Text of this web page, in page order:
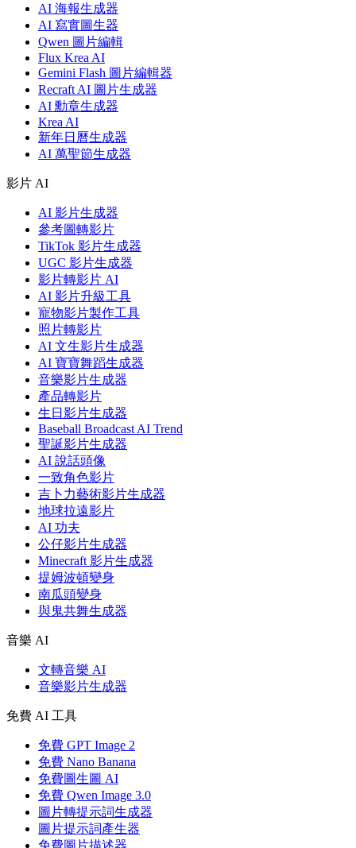
AI 海報生成器
AI 寫實圖生器
Qwen 圖片編輯
Flux Krea AI
Gemini Flash 圖片編輯器
Recraft AI 圖片生成器
AI 勳章生成器
Krea AI
新年日曆生成器
AI 萬聖節生成器
影片 AI
AI 影片生成器
參考圖轉影片
TikTok 影片生成器
UGC 影片生成器
影片轉影片 AI
AI 影片升級工具
寵物影片製作工具
照片轉影片
AI 文生影片生成器
AI 寶寶舞蹈生成器
音樂影片生成器
產品轉影片
生日影片生成器
Baseball Broadcast AI Trend
聖誕影片生成器
AI 說話頭像
一致角色影片
吉卜力藝術影片生成器
地球拉遠影片
AI 功夫
公仔影片生成器
Minecraft 影片生成器
提姆波頓變身
南瓜頭變身
與鬼共舞生成器
音樂 AI
文轉音樂 AI
音樂影片生成器
免費 AI 工具
免費 GPT Image 2
免費 Nano Banana
免費圖生圖 AI
免費 Qwen Image 3.0
圖片轉提示詞生成器
圖片提示詞產生器